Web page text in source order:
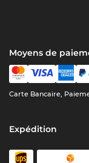
Moyens de
Carte Bancaire,
Expédition